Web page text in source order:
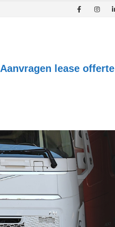
Aanvragen lease offerte